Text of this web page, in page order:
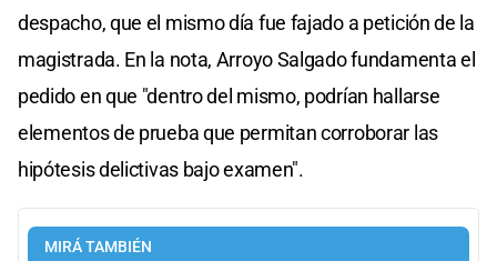
despacho, que el mismo día fue fajado a petición de la
magistrada. En la nota, Arroyo Salgado fundamenta el
pedido en que "dentro del mismo, podrían hallarse
elementos de prueba que permitan corroborar las
hipótesis delictivas bajo examen".
MIRÁ TAMBIÉN